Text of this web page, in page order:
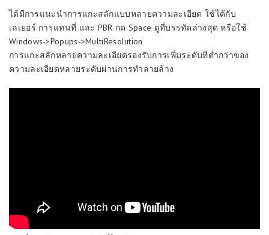
ได้มีการแนะนำการแกะสลักแบบหลายความละเอียด ใช้ได้กับ
เลเยอร์ การแทนที่ และ PBR กด Space ดูที่บรรทัดล่างสุด หรือใช้
Windows->Popups->MultiResolution
การแกะสลักหลายความละเอียดรองรับการเพิ่มระดับที่ต่ำกว่าของ
ความละเอียดหลายระดับผ่านการทำลายล้าง